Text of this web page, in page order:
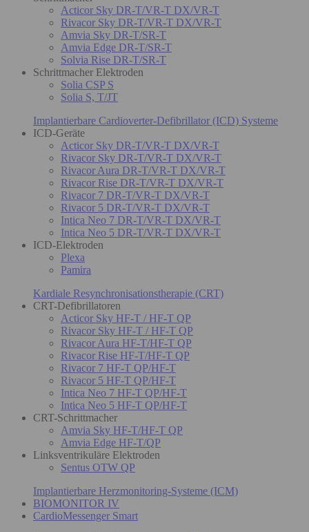
Acticor Sky DR-T/VR-T DX/VR-T
Rivacor Sky DR-T/VR-T DX/VR-T
Amvia Sky DR-T/SR-T
Amvia Edge DR-T/SR-T
Solvia Rise DR-T/SR-T
Schrittmacher Elektroden
Solia CSP S
Solia S, T/JT
Implantierbare Cardioverter-Defibrillator (ICD) Systeme
ICD-Geräte
Acticor Sky DR-T/VR-T DX/VR-T
Rivacor Sky DR-T/VR-T DX/VR-T
Rivacor Aura DR-T/VR-T DX/VR-T
Rivacor Rise DR-T/VR-T DX/VR-T
Rivacor 7 DR-T/VR-T DX/VR-T
Rivacor 5 DR-T/VR-T DX/VR-T
Intica Neo 7 DR-T/VR-T DX/VR-T
Intica Neo 5 DR-T/VR-T DX/VR-T
ICD-Elektroden
Plexa
Pamira
Kardiale Resynchronisationstherapie (CRT)
CRT-Defibrillatoren
Acticor Sky HF-T / HF-T QP
Rivacor Sky HF-T / HF-T QP
Rivacor Aura HF-T/HF-T QP
Rivacor Rise HF-T/HF-T QP
Rivacor 7 HF-T QP/HF-T
Rivacor 5 HF-T QP/HF-T
Intica Neo 7 HF-T QP/HF-T
Intica Neo 5 HF-T QP/HF-T
CRT-Schrittmacher
Amvia Sky HF-T/HF-T QP
Amvia Edge HF-T/QP
Linksventrikuläre Elektroden
Sentus OTW QP
Implantierbare Herzmonitoring-Systeme (ICM)
BIOMONITOR IV
CardioMessenger Smart